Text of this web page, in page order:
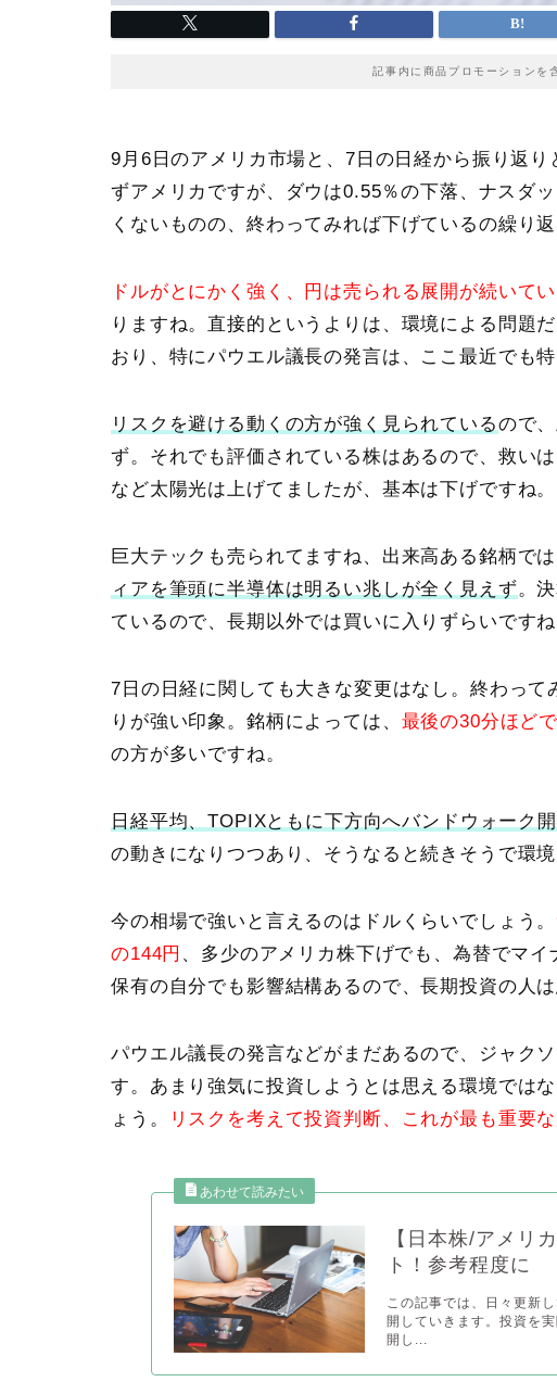
記事内に商品プロモーションを
9月6日のアメリカ市場と、7日の日経から振り返
ずアメリカですが、
ダウは0.55％の下落、ナスダ
くないものの、終わってみれば下げているの繰り返
ドルがとにかく強く、円は売られる展開が続いて
りますね。直接的というよりは、環境による問題だ
おり、特にパウエル議長の発言は、ここ最近でも
リスクを避ける動くの方が強く見られているので
ず。それでも評価されている株はあるので、救い
など太陽光は上げてましたが、基本は下げですね。
巨大テックも売られてますね、出来高ある銘柄では
ィアを筆頭に半導体は明るい兆しが全く見えず。
ているので、長期以外では買いに入りずらいですね
7日の日経に関しても大きな変更はなし。終わっ
りが強い印象。銘柄によっては、 最後の30分ほど
の方が多いですね。
日経平均、TOPIXともに下方向へバンドウォーク
の動きになりつつあり、そうなると続きそうで環境
今の相場で強いと言えるのはドルくらいでしょう。
の144円 、多少のアメリカ株下げでも、為替でマ
保有の自分でも影響結構あるので、長期投資の人は
パウエル議長の発言などがまだあるので、ジャク
す。あまり強気に投資しようとは思える環境では
ょう。
リスクを考えて投資判断、これが最も重要
【日本株/アメリ
ト！参考程度に
この記事では、日々更新
開していきます。投資を
開し...